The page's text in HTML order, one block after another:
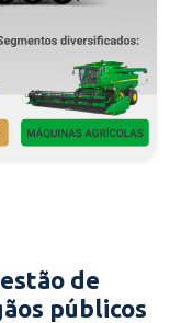
de
públicos